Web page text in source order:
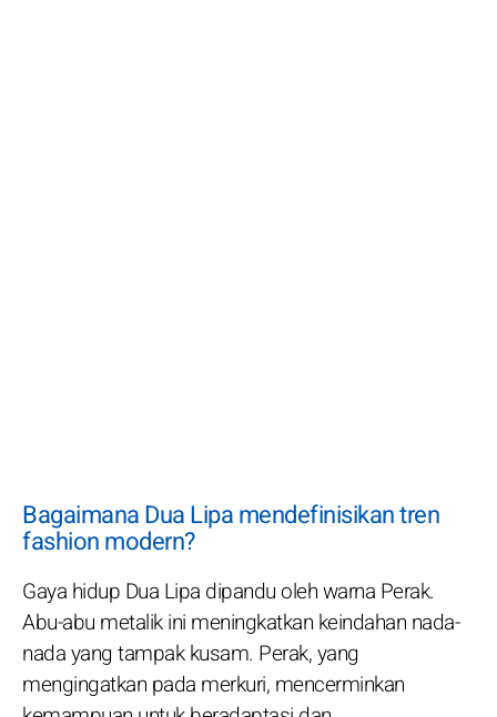
Bagaimana Dua Lipa mendefinisikan tren
fashion modern?
Gaya hidup Dua Lipa dipandu oleh warna Perak.
Abu-abu metalik ini meningkatkan keindahan nada-
nada yang tampak kusam. Perak, yang
mengingatkan pada merkuri, mencerminkan